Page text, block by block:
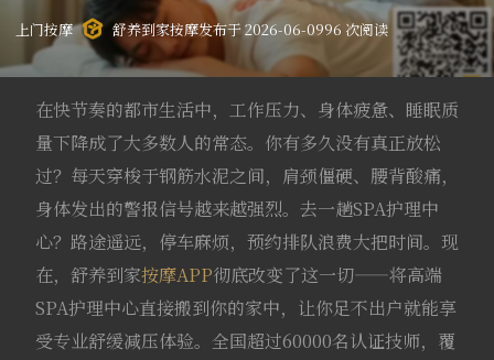
上门按摩 舒养到家按摩发布于 2026-06-0996 次阅读
在快节奏的都市生活中，工作压力、身体疲惫、睡眠质
量下降成了大多数人的常态。你有多久没有真正放松
过？每天穿梭于钢筋水泥之间，肩颈僵硬、腰背酸痛，
身体发出的警报信号越来越强烈。去一趟SPA护理中
心？路途遥远，停车麻烦，预约排队浪费大把时间。现
在，舒养到家按摩APP彻底改变了这一切——将高端
SPA护理中心直接搬到你的家中，让你足不出户就能享
受专业舒缓减压体验。全国超过60000名认证技师，覆